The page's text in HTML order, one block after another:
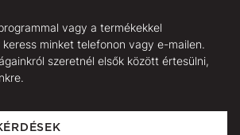
vagy a termékekkel
minket telefonon vagy e-mailen.
szeretnél elsők között értesülni,